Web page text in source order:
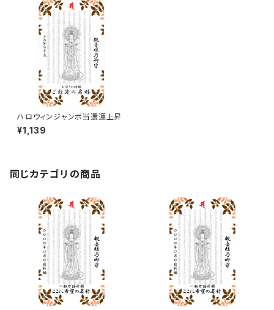
ハロウィンジャンボ当選運上昇
¥1,139
同じカテゴリの商品